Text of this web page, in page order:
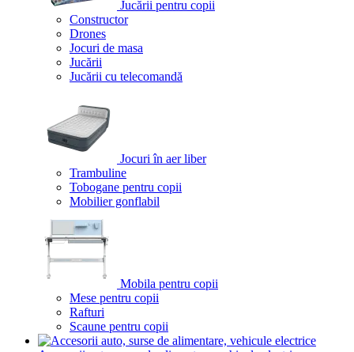
Jucării pentru copii
Constructor
Drones
Jocuri de masa
Jucării
Jucării cu telecomandă
Jocuri în aer liber
Trambuline
Tobogane pentru copii
Mobilier gonflabil
Mobila pentru copii
Mese pentru copii
Rafturi
Scaune pentru copii